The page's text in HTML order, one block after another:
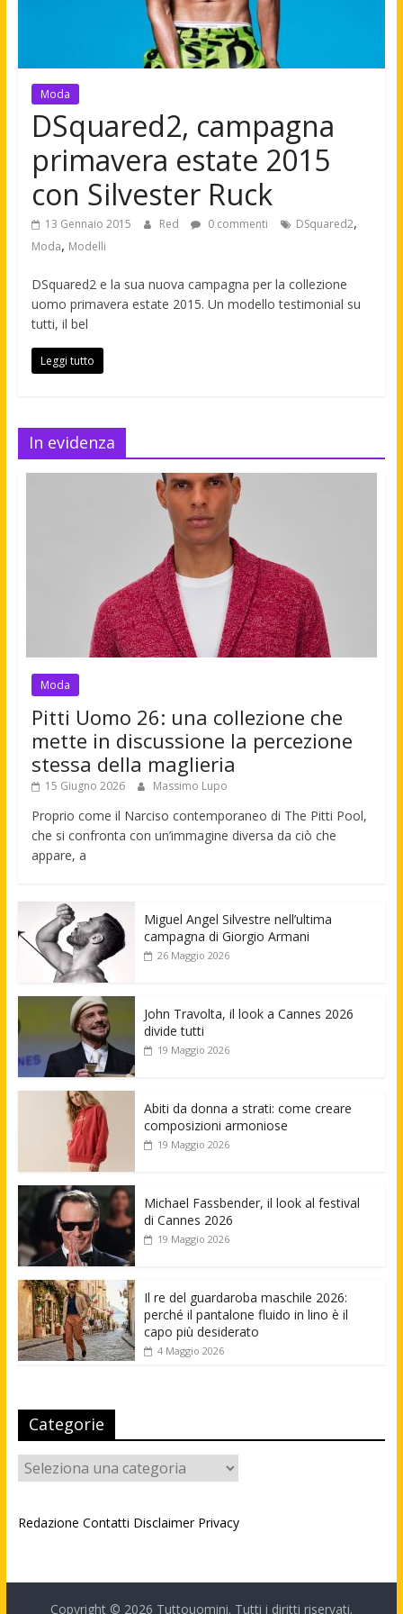
Moda
DSquared2, campagna
primavera estate 2015
con Silvester Ruck
13 Gennaio 2015 Red 0 commenti DSquared2,
Moda, Modelli
DSquared2 e la sua nuova campagna per la collezione
uomo primavera estate 2015. Un modello testimonial su
tutti, il bel
Leggi tutto
In evidenza
Moda
Pitti Uomo 26: una collezione che
mette in discussione la percezione
stessa della maglieria
15 Giugno 2026 Massimo Lupo
Proprio come il Narciso contemporaneo di The Pitti Pool,
che si confronta con un’immagine diversa da ciò che
appare, a
Miguel Angel Silvestre nell’ultima
campagna di Giorgio Armani
26 Maggio 2026
John Travolta, il look a Cannes 2026
divide tutti
19 Maggio 2026
Abiti da donna a strati: come creare
composizioni armoniose
19 Maggio 2026
Michael Fassbender, il look al festival
di Cannes 2026
19 Maggio 2026
Il re del guardaroba maschile 2026:
perché il pantalone fluido in lino è il
capo più desiderato
4 Maggio 2026
Categorie
Categorie
Redazione Contatti Disclaimer Privacy
Copyright © 2026 Tuttouomini. Tutti i diritti riservati.